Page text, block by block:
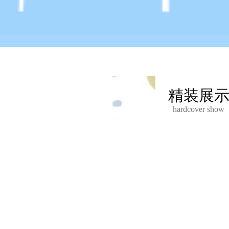
精装展示
hardcover show